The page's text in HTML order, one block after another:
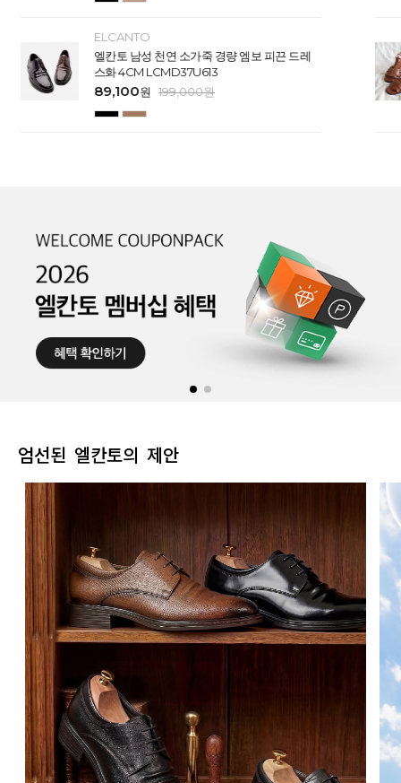
ELCANTO
엘칸토 남성 천연 소가죽 경량 엠보 피끈 드레
스화 4CM LCMD37U613
89,100원 199,000원
엄선된 엘칸토의 제안